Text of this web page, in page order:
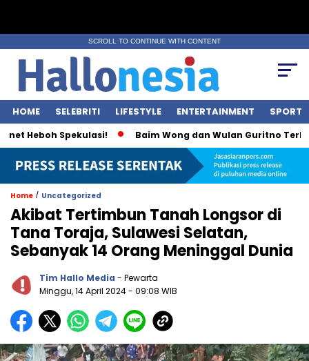
SCROLL TO CONTINUE WITH CONTENT
HOME SELEBRITI LIFESTYLE ENTERTAINMENT SPORT
Spekulasi! Baim Wong dan Wulan Guritno Terlihat
Home / Uncategorized
Akibat Tertimbun Tanah Longsor di
Tana Toraja, Sulawesi Selatan,
Sebanyak 14 Orang Meninggal Dunia
Tim Hallo Media - Pewarta
Minggu, 14 April 2024- 09:08 WIB